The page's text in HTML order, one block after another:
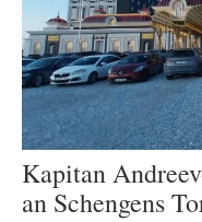
Kapitan
an Schengens